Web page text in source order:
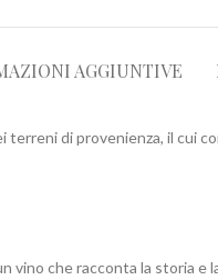
AGGIUNTIVE
di provenienza, il cui
vino che racconta la storia